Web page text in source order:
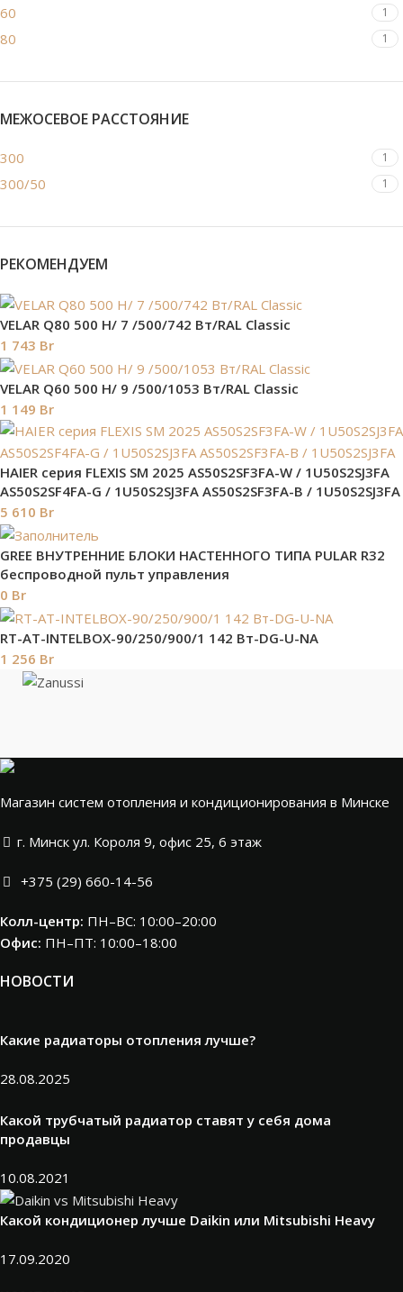
60 1
80 1
МЕЖОСЕВОЕ РАССТОЯНИЕ
300 1
300/50 1
РЕКОМЕНДУЕМ
VELAR Q80 500 H/ 7 /500/742 Вт/RAL Classic
1 743 Br
VELAR Q60 500 H/ 9 /500/1053 Вт/RAL Classic
1 149 Br
HAIER серия FLEXIS SM 2025 AS50S2SF3FA-W / 1U50S2SJ3FA
AS50S2SF4FA-G / 1U50S2SJ3FA AS50S2SF3FA-B / 1U50S2SJ3FA
5 610 Br
GREE ВНУТРЕННИЕ БЛОКИ НАСТЕННОГО ТИПА PULAR R32
беспроводной пульт управления
0 Br
RT-AT-INTELBOX-90/250/900/1 142 Вт-DG-U-NA
1 256 Br
Магазин систем отопления и кондиционирования в Минске
г. Минск ул. Короля 9, офис 25, 6 этаж
+375 (29) 660-14-56
Колл-центр: ПН–ВС: 10:00–20:00​
Офис: ПН–ПТ: 10:00–18:00
НОВОСТИ
Какие радиаторы отопления лучше?
28.08.2025
Какой трубчатый радиатор ставят у себя дома
продавцы
10.08.2021
Какой кондиционер лучше Daikin или Mitsubishi Heavy
17.09.2020